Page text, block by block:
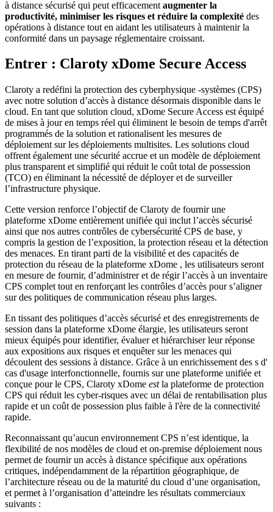
à distance sécurisé qui peut efficacement augmenter la
productivité, minimiser les risques et réduire la complexité des
opérations à distance tout en aidant les utilisateurs à maintenir la
conformité dans un paysage réglementaire croissant.
Entrer : Claroty xDome Secure Access
Claroty a redéfini la protection des cyberphysique -systèmes (CPS)
avec notre solution d’accès à distance désormais disponible dans le
cloud. En tant que solution cloud, xDome Secure Access est équipé
de mises à jour en temps réel qui éliminent le besoin de temps d'arrêt
programmés de la solution et rationalisent les mesures de
déploiement sur les déploiements multisites. Les solutions cloud
offrent également une sécurité accrue et un modèle de déploiement
plus transparent et simplifié qui réduit le coût total de possession
(TCO) en éliminant la nécessité de déployer et de surveiller
l’infrastructure physique.
Cette version renforce l’objectif de Claroty de fournir une
plateforme xDome entièrement unifiée qui inclut l’accès sécurisé
ainsi que nos autres contrôles de cybersécurité CPS de base, y
compris la gestion de l’exposition, la protection réseau et la détection
des menaces. En tirant parti de la visibilité et des capacités de
protection du réseau de la plateforme xDome , les utilisateurs seront
en mesure de fournir, d’administrer et de régir l’accès à un inventaire
CPS complet tout en renforçant les contrôles d’accès pour s’aligner
sur des politiques de communication réseau plus larges.
En tissant des politiques d’accès sécurisé et des enregistrements de
session dans la plateforme xDome élargie, les utilisateurs seront
mieux équipés pour identifier, évaluer et hiérarchiser leur réponse
aux expositions aux risques et enquêter sur les menaces qui
découlent des sessions à distance. Grâce à un enrichissement des s d'
cas d'usage interfonctionnelle, fournis sur une plateforme unifiée et
conçue pour le CPS, Claroty xDome estla plateforme de protection
CPS qui réduit les cyber-risques avec un délai de rentabilisation plus
rapide et un coût de possession plus faible à l'ère de la connectivité
rapide.
Reconnaissant qu’aucun environnement CPS n’est identique, la
flexibilité de nos modèles de cloud et on-premise déploiement nous
permet de fournir un accès à distance spécifique aux opérations
critiques, indépendamment de la répartition géographique, de
l’architecture réseau ou de la maturité du cloud d’une organisation,
et permet à l’organisation d’atteindre les résultats commerciaux
suivants :